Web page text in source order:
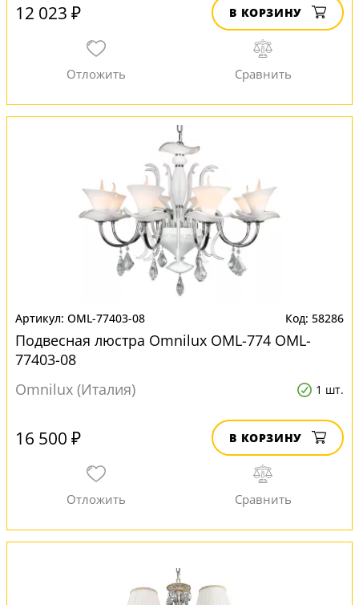
12 023 ₽ В КОРЗИНУ
OML-77403-08 58286
Подвесная люстра Omnilux OML-774 OML-
77403-08
Omnilux (Италия)
1 шт.
16 500 ₽ В КОРЗИНУ